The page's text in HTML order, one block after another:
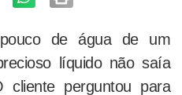
de água de um
líquido não saía
cliente perguntou para